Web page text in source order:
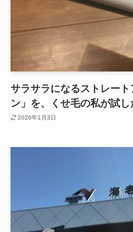
サラサラになるストレー
ン」を、くせ毛の私が試し
2026年1月3日